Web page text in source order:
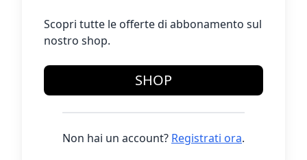
Scopri tutte le offerte di abbonamento sul
nostro shop.
SHOP
Non hai un account? Registrati ora.